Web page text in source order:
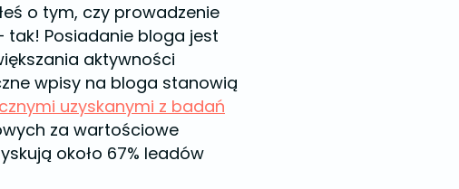
o tym, czy prowadzenie
Posiadanie bloga jest
aktywności
wpisy na bloga stanowią
uzyskanymi z badań
za wartościowe
około 67% leadów